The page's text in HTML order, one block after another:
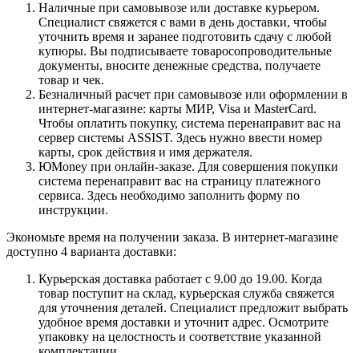
Наличные при самовывозе или доставке курьером.
Специалист свяжется с вами в день доставки, чтобы
уточнить время и заранее подготовить сдачу с любой
купюры. Вы подписываете товаросопроводительные
документы, вносите денежные средства, получаете
товар и чек.
Безналичный расчет при самовывозе или оформлении в
интернет-магазине: карты МИР, Visa и MasterCard.
Чтобы оплатить покупку, система перенаправит вас на
сервер системы ASSIST. Здесь нужно ввести номер
карты, срок действия и имя держателя.
ЮMoney при онлайн-заказе. Для совершения покупки
система перенаправит вас на страницу платежного
сервиса. Здесь необходимо заполнить форму по
инструкции.
Экономьте время на получении заказа. В интернет-магазине
доступно 4 варианта доставки:
Курьерская доставка работает с 9.00 до 19.00. Когда
товар поступит на склад, курьерская служба свяжется
для уточнения деталей. Специалист предложит выбрать
удобное время доставки и уточнит адрес. Осмотрите
упаковку на целостность и соответствие указанной